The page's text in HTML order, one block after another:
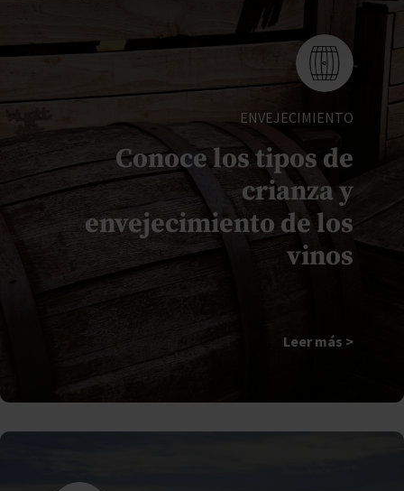
ENVEJECIMIENTO
Conoce los tipos de
crianza y
envejecimiento de los
vinos
Leer más >